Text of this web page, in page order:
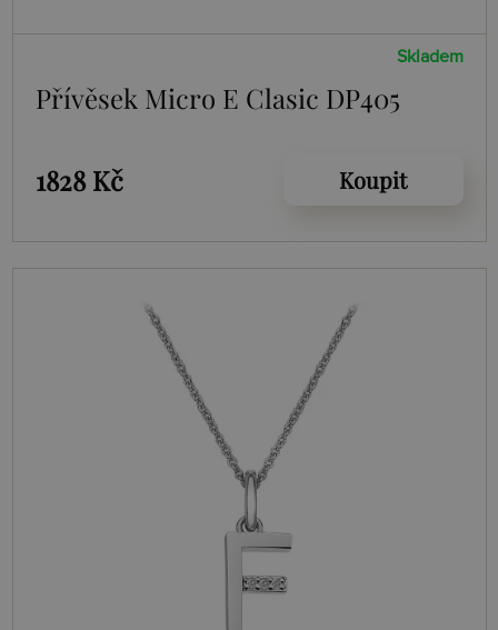
Skladem
Přívěsek Micro E Clasic DP405
1828 Kč Koupit